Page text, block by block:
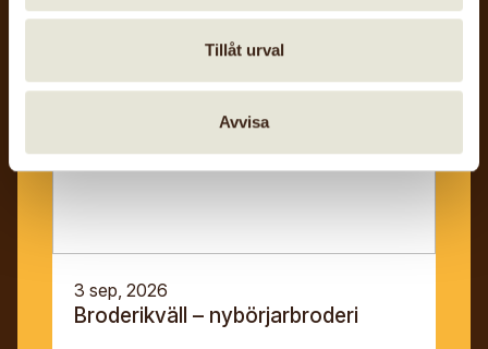
Tillåt urval
Avvisa
3 sep, 2026
Broderikväll – nybörjarbroderi